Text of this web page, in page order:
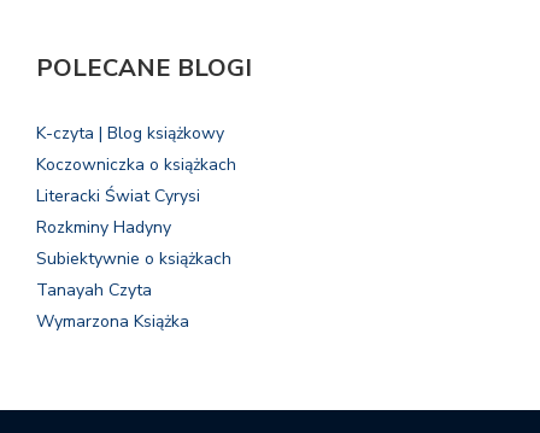
POLECANE BLOGI
K-czyta | Blog książkowy
Koczowniczka o książkach
Literacki Świat Cyrysi
Rozkminy Hadyny
Subiektywnie o książkach
Tanayah Czyta
Wymarzona Książka